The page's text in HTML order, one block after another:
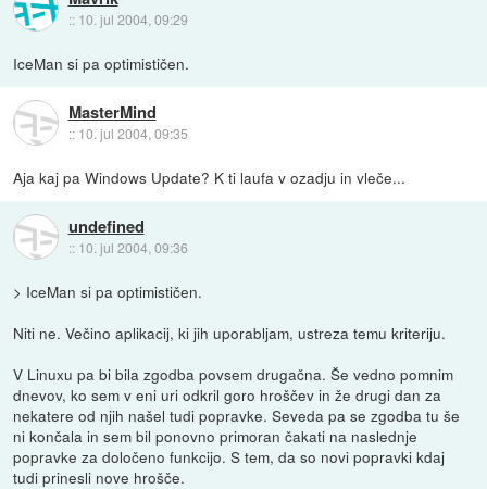
:: 10. jul 2004, 09:29
IceMan si pa optimističen.
MasterMind
:: 10. jul 2004, 09:35
Aja kaj pa Windows Update? K ti laufa v ozadju in vleče...
undefined
:: 10. jul 2004, 09:36
> IceMan si pa optimističen.
Niti ne. Večino aplikacij, ki jih uporabljam, ustreza temu kriteriju.
V Linuxu pa bi bila zgodba povsem drugačna. Še vedno pomnim
dnevov, ko sem v eni uri odkril goro hroščev in že drugi dan za
nekatere od njih našel tudi popravke. Seveda pa se zgodba tu še
ni končala in sem bil ponovno primoran čakati na naslednje
popravke za določeno funkcijo. S tem, da so novi popravki kdaj
tudi prinesli nove hrošče.